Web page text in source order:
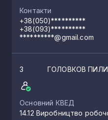
Контакти
+38(050)**********
+38(093)**********
**********@gmail.com
3 ГОЛОВКОВ
Основний КВЕД
14.12 Виробництво